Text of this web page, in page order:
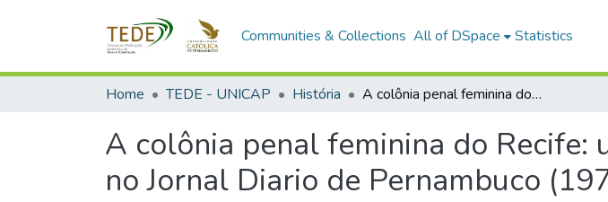
Communities & Collections All of DSpace Statistics
Home TEDE - UNICAP História A colônia penal feminina do Recife: um estudo sobre suas ocorrências no Jornal Diario de Pernambuco (1973- 1986).
A colônia penal feminina do Recife:
no Jornal Diario de Pernambuco